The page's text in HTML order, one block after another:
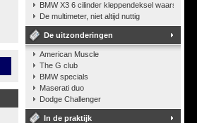
BMW X3 6 cilinder kleppendeksel waarshuwing
De multimeter, niet altijd nuttig
De uitzonderingen
American Muscle
The G club
BMW specials
Maserati duo
Dodge Challenger
In de praktijk